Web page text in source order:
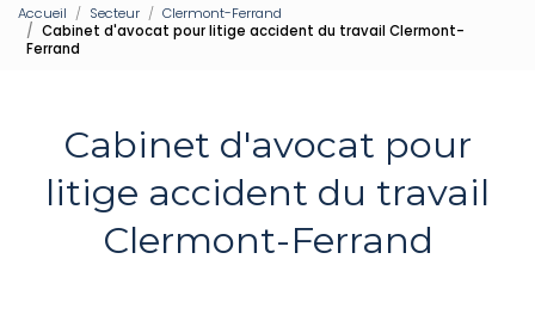
Accueil Secteur
Clermont-Ferrand
Cabinet d'avocat pour litige accident du travail Clermont-
Ferrand
Cabinet d'avocat pour
litige accident du travail
Clermont-Ferrand